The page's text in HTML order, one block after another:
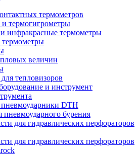
термометров
термогигрометры
инфракрасные термометры
величин
тепловизоров
и инструмент
DTH
пневмоударного бурения
для гидравлических перфораторов
для гидравлических перфораторов